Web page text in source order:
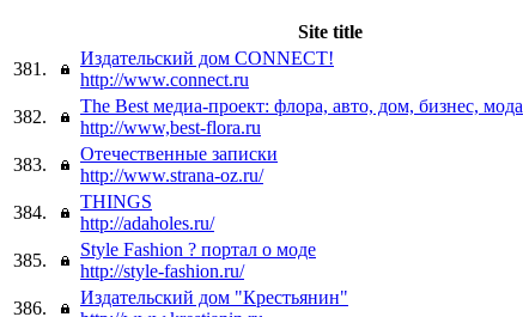
Site title
381.
Издательский дом CONNECT!
http://www.connect.ru
382.
The Best медиа-проект: флора, авто, дом, бизнес, мода
http://www,best-flora.ru
383.
Отечественные записки
http://www.strana-oz.ru/
384.
THINGS
http://adaholes.ru/
385.
Style Fashion ? портал о моде
http://style-fashion.ru/
386.
Издательский дом "Крестьянин"